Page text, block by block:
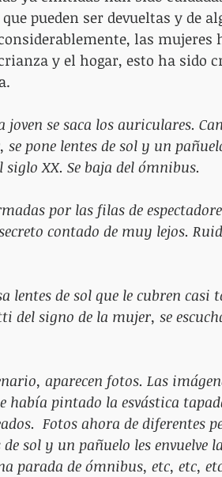
pueden ser devueltas y de
las mujeres
y el hogar, esto ha sido
joven se saca los auriculares.
pone lentes de sol y un
XX. Se baja del ómnibus.
por las filas de
contado de muy lejos.
lentes de sol que le cubren casi
del signo de la mujer, se
aparecen fotos. Las
había pintado la esvástica
Fotos ahora de diferentes
sol y un pañuelo les envuelve
parada de ómnibus, etc, etc,